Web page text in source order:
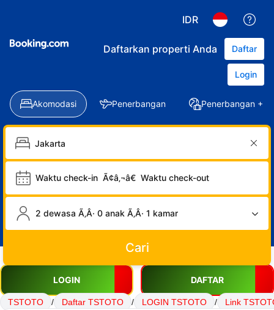
IDR
Daftarkan properti Anda Daftar
Login
Akomodasi Penerbangan Penerbangan +
Waktu check-in Ã¢â‚¬â€ Waktu check-out
2 dewasa Ã‚Â· 0 anak Ã‚Â· 1 kamar
Cari
LOGIN DAFTAR
TSTOTO / Daftar TSTOTO / LOGIN TSTOTO /
Link